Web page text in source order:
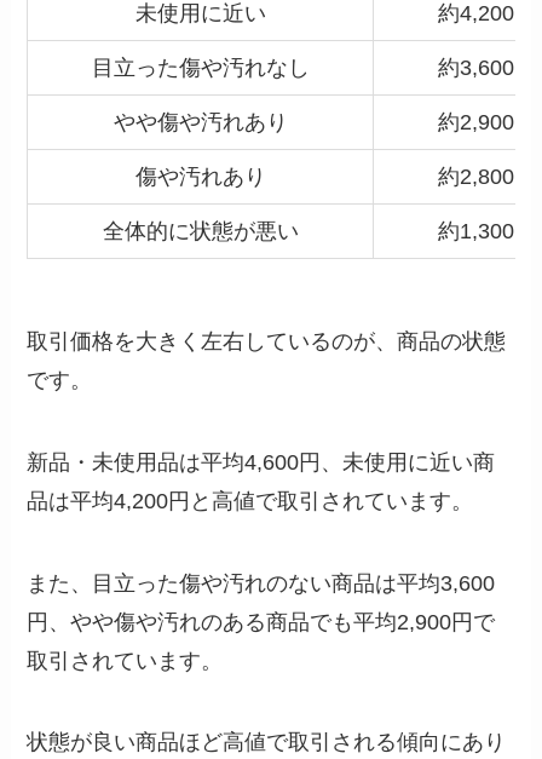
未使用に近い 約4,200円
目立った傷や汚れなし 約3,600円
やや傷や汚れあり 約2,900円
傷や汚れあり 約2,800円
全体的に状態が悪い 約1,300円
取引価格を大きく左右しているのが、商品の状態
です。
新品・未使用品は平均4,600円、未使用に近い商
品は平均4,200円と高値で取引されています。
また、目立った傷や汚れのない商品は平均3,600
円、やや傷や汚れのある商品でも平均2,900円で
取引されています。
状態が良い商品ほど高値で取引される傾向にあり